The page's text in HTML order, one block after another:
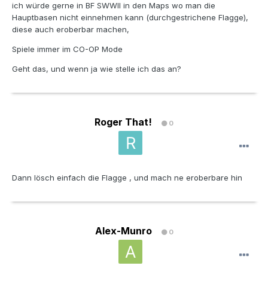
ich würde gerne in BF SWWII in den Maps wo man die
Hauptbasen nicht einnehmen kann (durchgestrichene Flagge),
diese auch eroberbar machen,
Spiele immer im CO-OP Mode
Geht das, und wenn ja wie stelle ich das an?
Roger That! 0
Dann lösch einfach die Flagge , und mach ne eroberbare hin
Alex-Munro 0